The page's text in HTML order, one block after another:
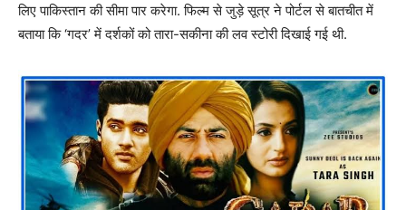
लिए पाकिस्तान की सीमा पार करेगा. फिल्म से जुड़े सूत्र ने पोर्टल से बातचीत में
बताया कि ‘गदर’ में दर्शकों को तारा-सकीना की लव स्टोरी दिखाई गई थी.